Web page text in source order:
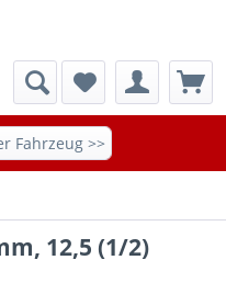
Fahrzeug >>
12,5 (1/2)